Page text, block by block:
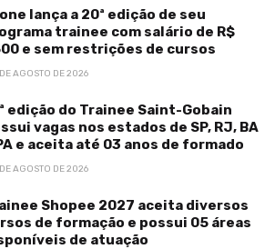
lança a 20ª edição de seu
trainee com salário de R$
e sem restrições de cursos
AGOSTO DE 2026
edição do Trainee Saint-Gobain
vagas nos estados de SP, RJ, BA
e aceita até 03 anos de formado
AGOSTO DE 2026
Shopee 2027 aceita diversos
de formação e possui 05 áreas
de atuação